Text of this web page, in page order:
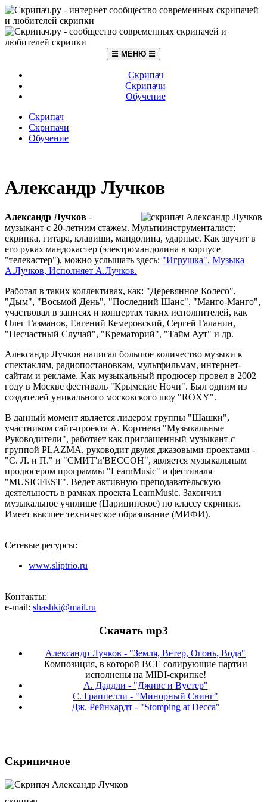
☰ МЕНЮ ☰
Скрипач
Скрипачи
Обучение
Скрипач
Скрипачи
Обучение
Александр Лучков
Александр Лучков -
музыкант с 20-летним стажем. Мультиинструменталист:
скрипка, гитара, клавиши, мандолина, ударные. Как звучит в
его руках мандокастер (электромандолина в корпусе
"телекастер"), можно услышать здесь: "Игрушка", Музыка
А.Лучков, Исполняет А.Лучков.
Работал в таких коллективах, как: "Деревянное Колесо",
"Дым", "Восьмой День", "Последний Шанс", "Манго-Манго",
участвовал в записях и концертах таких исполнителей, как
Олег Газманов, Евгений Кемеровский, Сергей Галанин,
"Несчастный Случай", "Крематорий", "Тайм Аут" и др.
Александр Лучков написал большое количество музыки к
спектаклям, радиопостановкам, мультфильмам, интернет-
сайтам и рекламе. Как музыкальный продюсер провел в 2002
году в Москве фестиваль "Крымские Ночи". Был одним из
создателей уникального московского шоу "ROXY".
В данный момент является лидером группы "Шашки",
участником сайт-проекта А. Кортнева "Музыкальные
Руководители", работает как приглашенный музыкант с
группой PLAZMA, руководит двумя джазовыми проектами -
"С. Л. и П." и "СМИТ'и'ВЕССОН", является музыкальным
продюсером программы "LearnMusic" и фестиваля
"MUSICFEST". Ведет активную преподавательскую
деятельность в рамках проекта LearnMusic. Закончил
музыкальное училище (Царицинское) по классу скрипки.
Имеет высшее техническое образование (МИФИ).
Сетевые ресурсы:
www.sliptrio.ru
Контакты:
e-mail: shashki@mail.ru
Скачать mp3
Александр Лучков - "Земля, Ветер, Огонь, Вода"
Композиция, в которой ВСЕ солирующие партии
исполнены на MIDI-скрипке!
А. Даддли - "Дживс и Вустер"
С. Граппелли - "Минорный Свинг"
Дж. Рейнхардт - "Stomping at Decca"
Скрипичное